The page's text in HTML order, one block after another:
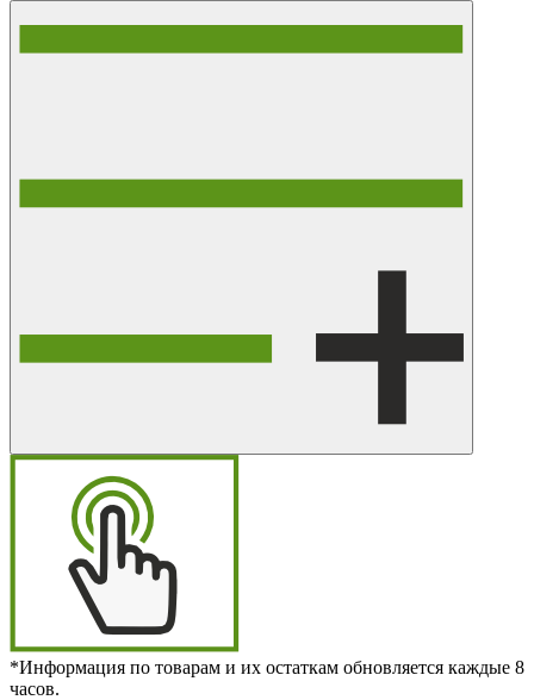
*Информация по товарам и их остаткам обновляется каждые 8
часов.